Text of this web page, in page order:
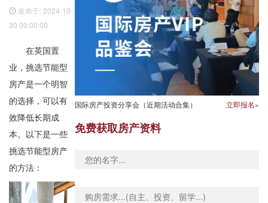
发布于: 2024-10-
30 00:00:00
在英国置
业，挑选节能型
房产是一个明智
的选择，可以有
效降低长期成
本。以下是一些
挑选节能型房产
的方法：
国际房产投资分享会（近期活动合集） 立即报名»
免费获取房产资料